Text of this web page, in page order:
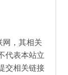
网，其相关
代表本站立
交相关链接